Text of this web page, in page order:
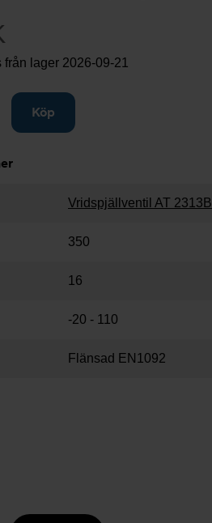
från lager 2026-09-21
tillKöp
Vridspjällventil AT 2313B
350
16
-20 - 110
Flänsad EN1092